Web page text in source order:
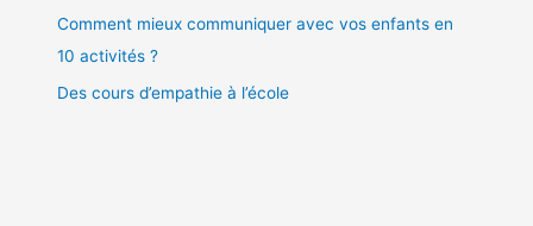
Comment mieux communiquer avec vos enfants en
10 activités ?
Des cours d’empathie à l’école